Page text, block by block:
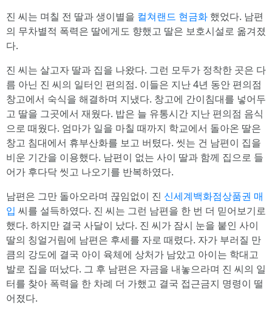
진 씨는 며칠 전 딸과 생이별을 컬쳐랜드 현금화 했었다. 남편
의 무차별적 폭력은 딸에게도 향했고 딸은 보호시설로 옮겨졌
다.
진 씨는 살고자 딸과 집을 나왔다. 그런 모두가 정착한 곳은 다
름 아닌 진 씨의 일터인 편의점. 이들은 지난 4년 동안 편의점
창고에서 숙식을 해결하며 지냈다. 창고에 간이침대를 넣어두
고 딸을 그곳에서 재웠다. 밥은 늘 유통시간 지난 편의점 음식
으로 때웠다. 엄마가 일을 마칠 때까지 학교에서 돌아온 딸은
창고 침대에서 휴부산화를 보고 버텼다. 씻는 건 남편이 집을
비운 기간을 이용했다. 남편이 없는 사이 딸과 함께 집으로 들
어가 후다닥 씻고 나오기를 반복하였다.
남편은 그만 돌아오라며 끊임없이 진 신세계백화점상품권 매
입 씨를 설득하였다. 진 씨는 그런 남편을 한 번 더 믿어보기로
했다. 하지만 결국 사달이 났다. 진 씨가 잠시 눈을 붙인 사이
딸의 칭얼거림에 남편은 후세를 자로 때렸다. 자가 부러질 만
큼의 강도에 결국 아이 육체에 상처가 남았고 아이는 학대고
발로 집을 떠났다. 그 후 남편은 자금을 내놓으라며 진 씨의 일
터를 찾아 폭력을 한 차례 더 가했고 결국 접근금지 명령이 떨
어졌다.